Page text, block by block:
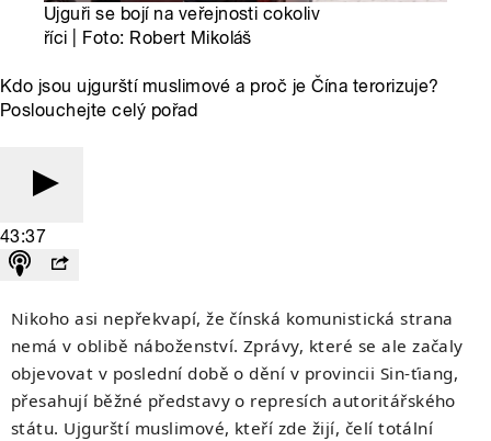
Ujguři se bojí na veřejnosti cokoliv
říci | Foto: Robert Mikoláš
Kdo jsou ujgurští muslimové a proč je Čína terorizuje?
Poslouchejte celý pořad
43:37
Nikoho asi nepřekvapí, že čínská komunistická strana
nemá v oblibě náboženství. Zprávy, které se ale začaly
objevovat v poslední době o dění v provincii Sin-ťiang,
přesahují běžné představy o represích autoritářského
státu. Ujgurští muslimové, kteří zde žijí, čelí totální